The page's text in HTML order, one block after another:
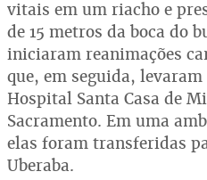
vitais em um riacho e
de 15 metros da boca do
iniciaram reanimações
que, em seguida,
Hospital Santa Casa de
Sacramento. Em uma
elas foram transferidas
Uberaba.